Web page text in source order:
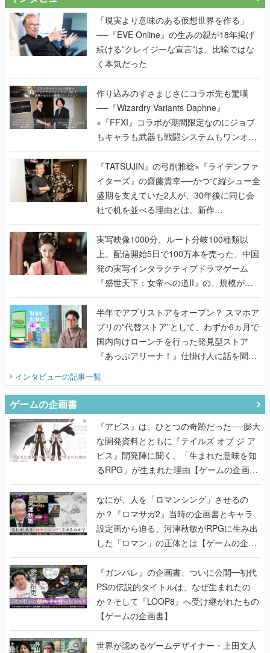
「現実より意味のある仮想世界を作る」
──『EVE Online』の生みの親が18年掲げ
続ける”クレイジーな宣言”は、比喩ではな
く本気だった
作り込みのすさまじさにコラボ先も驚嘆
──『Wizardry Variants Daphne』
×『FFXI』コラボが期間限定なのにジョブ
もキャラも武器も戦闘システムもワンオフ
で作り込まれた理由を両ディレクターに聞
く
『TATSUJIN』の弓削雅稔×『ライデンファ
イターズ』の齋藤貴幸──かつて縦シュー全
盛期を支えていた2人が、30年後に同じ会
社で机を並べる理由とは。新作
『TATSUJIN EXTREME』で初タッグを組
んだレジェンド2人に訊く開発秘話
実写映像1000分、ルート分岐100種類以
上。配信開始5日で100万本を売った、中国
発の実写インタラクティブドラマゲーム
『盛世天下：女帝への道II』の、規模が違
うこだわりをプロデューサーに聞いた
半年でアプリストアをオープン？ スマホア
プリの“代替ストア”として、わずか6ヵ月で
国内向けローンチを行った発見型ストア
『あっぷアリーナ！』仕掛け人に話を聞い
てみた
インタビューの記事一覧
ゲームの企画書
『アビス』は、ひとつの奇跡だった──膨大
な開発資料とともに『テイルズ オブ ジ ア
ビス』開発陣に聞く、「生まれた意味を知
るRPG」が生まれた理由【ゲームの企画
書】
なにが、人を「ロマンシング」させるの
か？『ロマサガ2』当時の企画書とキャラ
設定画から迫る、河津秋敏がRPGに生み出
した「ロマン」の正体とは【ゲームの企画
書】
『ガンパレ』の企画書、ついに公開━初代
PSの伝説的タイトルは、なぜ生まれたの
か？そして『LOOP8』へ受け継がれたもの
【ゲームの企画書】
世界が認めるゲームデザイナー・上田文人